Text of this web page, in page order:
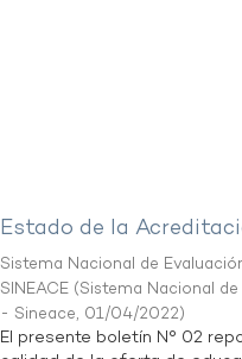
Estado de la
Sistema Nacional de
SINEACE (Sistema Nacional
- Sineace, 01/04/2022)
El presente boletín N° 02